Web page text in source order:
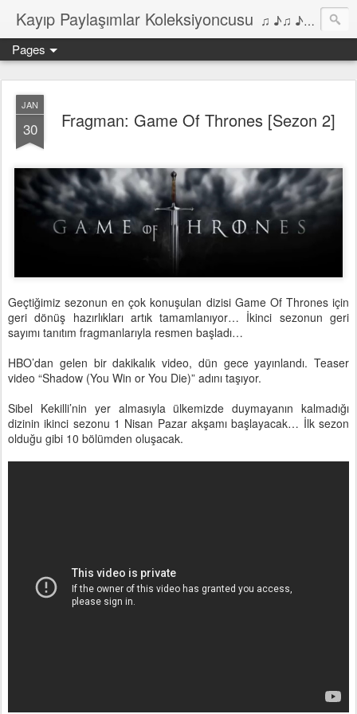
Kayıp Paylaşımlar Koleksiyoncusu ♫ ♪♫ ♪ ♫ ♪♫ ♪•♫♪ 2006'dan bu yana Film, Dizi, Müzik ve Kitaplar üzerine Yazılar Diyarı...
Pages
JAN
30 Fragman: Game Of Thrones [Sezon 2]
Geçtiğimiz sezonun en çok konuşulan dizisi Game Of Thrones için
geri dönüş hazırlıkları artık tamamlanıyor… İkinci sezonun geri
sayımı tanıtım fragmanlarıyla resmen başladı…
HBO’dan gelen bir dakikalık video, dün gece yayınlandı. Teaser
video “Shadow (You Win or You Die)” adını taşıyor.
Sibel Kekilli’nin yer almasıyla ülkemizde duymayanın kalmadığı
dizinin ikinci sezonu 1 Nisan Pazar akşamı başlayacak… İlk sezon
olduğu gibi 10 bölümden oluşacak.